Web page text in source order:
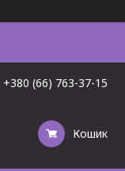
+380 (66) 763-37-15
Кошик